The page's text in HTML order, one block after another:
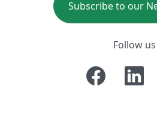
Subscribe to our
Follow us